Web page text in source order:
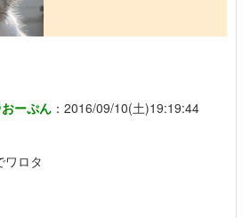
ーぷん ： 2016/09/10(土)19:19:44
ワロタ